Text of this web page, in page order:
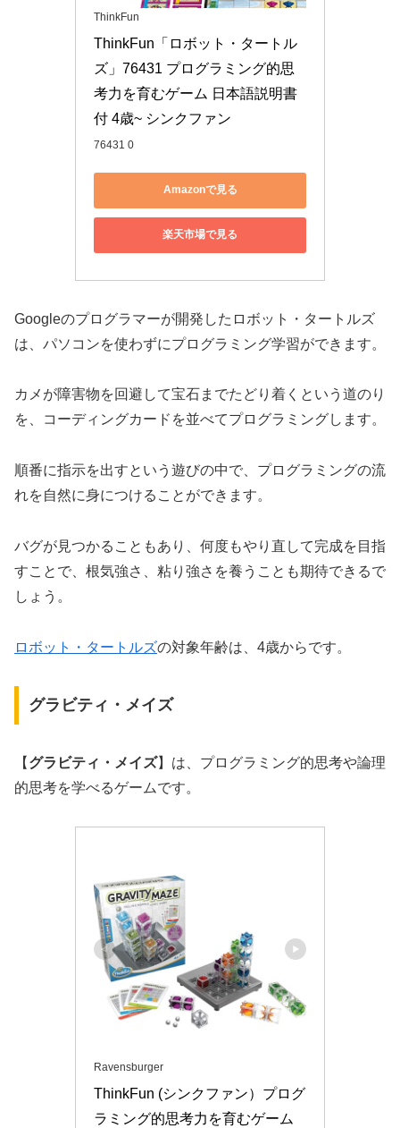
ThinkFun
ThinkFun「ロボット・タートル
ズ」76431 プログラミング的思
考力を育むゲーム 日本語説明書
付 4歳~ シンクファン
76431 0
Amazonで見る
楽天市場で見る
Googleのプログラマーが開発したロボット・タートルズ
は、パソコンを使わずにプログラミング学習ができます。
カメが障害物を回避して宝石までたどり着くという道のり
を、コーディングカードを並べてプログラミングします。
順番に指示を出すという遊びの中で、プログラミングの流
れを自然に身につけることができます。
バグが見つかることもあり、何度もやり直して完成を目指
すことで、根気強さ、粘り強さを養うことも期待できるで
しょう。
ロボット・タートルズの対象年齢は、4歳からです。
グラビティ・メイズ
【 グラビティ・メイズ】は、プログラミング的思考や論理
的思考を学べるゲームです。
Ravensburger
ThinkFun (シンクファン）プログ
ラミング的思考力を育むゲーム